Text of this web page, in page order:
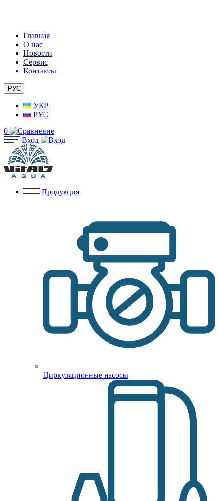
Главная
О нас
Новости
Сервис
Контакты
РУС
УКР
РУС
0
Вход
Продукция
Циркуляционные насосы